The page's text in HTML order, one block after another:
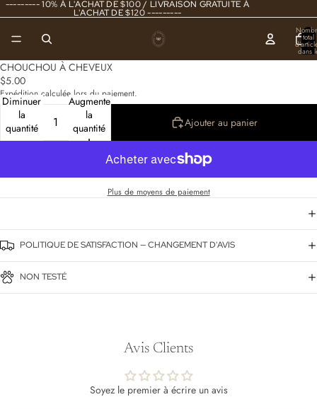
--------- 10% À L'ACHAT DE $100 / LIVRAISON GRATUITE À
L'ACHAT DE $120 ---------
total
dans
CHOUCHOU À CHEVEUX
$5.00
Expédition calculée lors du paiement.
Diminuer
la
quantité
Augmenter
la
quantité
Ajouter au panier
Plus de moyens de paiement
POLITIQUE DE SATISFACTION — CHANGEMENT D'AVIS
NON TESTÉ
Avis Clients
Soyez le premier à écrire un avis